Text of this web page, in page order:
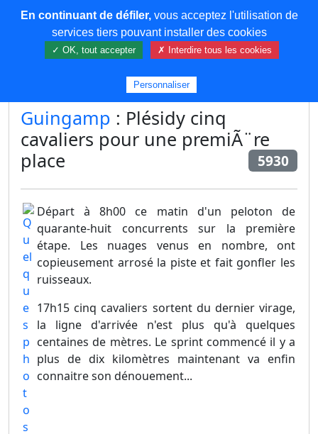
COREMA
Guingamp : Plésidy cinq
cavaliers pour une premiÃ¨re
place
5930
Départ à 8h00 ce matin d'un peloton de
quarante-huit concurrents sur la première
étape. Les nuages venus en nombre, ont
copieusement arrosé la piste et fait gonfler les
ruisseaux.
17h15 cinq cavaliers sortent du dernier virage,
la ligne d'arrivée n'est plus qu'à quelques
centaines de mètres. Le sprint commencé il y a
plus de dix kilomètres maintenant va enfin
connaitre son dénouement...
En continuant de défiler,vous acceptez l'utilisation de
services tiers pouvant installer des cookies
✓ OK, tout accepter ✗ Interdire tous les cookies
Personnaliser